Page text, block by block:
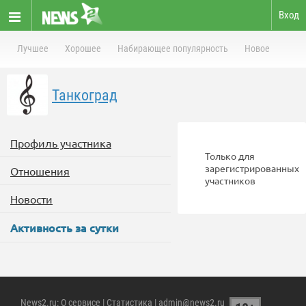
Вход
Лучшее Хорошее Набирающее популярность Новое
Танкоград
Профиль участника
Отношения
Новости
Активность за сутки
Только для
зарегистрированных
участников
News2.ru: О сервисе | Статистика | admin@news2.ru